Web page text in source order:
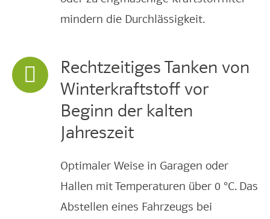
mindern die Durchlässigkeit.
Rechtzeitiges Tanken von
Winterkraftstoff vor
Beginn der kalten
Jahreszeit
Optimaler Weise in Garagen oder
Hallen mit Temperaturen über 0 °C. Das
Abstellen eines Fahrzeugs bei